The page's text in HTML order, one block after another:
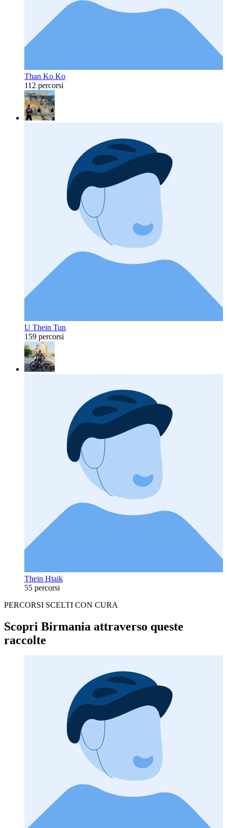
Than Ko Ko
112 percorsi
U Thein Tun
159 percorsi
Thein Htaik
55 percorsi
PERCORSI SCELTI CON CURA
Scopri Birmania attraverso queste
raccolte